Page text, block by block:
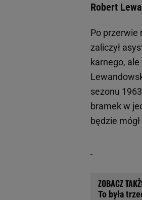
Robert
Po przerwie
zaliczył
karnego,
sezonu
bramek w
będzie
To była